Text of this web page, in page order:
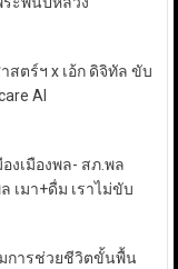
สตร์ฯ x เอ้ก ดิจิทัล ขับ
AI
งเมืองพล- สภ.พล
เมา+ดื่ม เราไม่ขับ
การช่วยชีวิตขั้นพื้น